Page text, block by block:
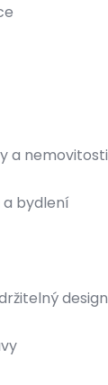
a nemovitosti
bydlení
design